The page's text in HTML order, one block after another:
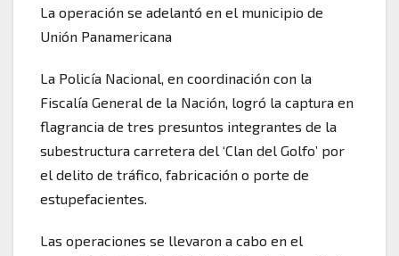
La operación se adelantó en el municipio de
Unión Panamericana
La Policía Nacional, en coordinación con la
Fiscalía General de la Nación, logró la captura en
flagrancia de tres presuntos integrantes de la
subestructura carretera del ‘Clan del Golfo’ por
el delito de tráfico, fabricación o porte de
estupefacientes.
Las operaciones se llevaron a cabo en el